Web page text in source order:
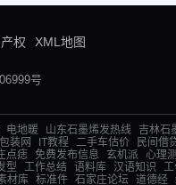
权 XML地图
号
电地暖 山东石墨烯发热线 吉林石
包装网 IT教程 二手车估价 民间借
点痣 免费发布信息 玄机派 心理
型 工作总结 语料库 汉语知识
材库 标准件 石家庄论坛 道德经